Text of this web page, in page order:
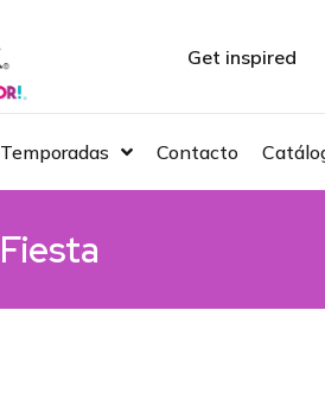
Get inspired
Temporadas Contacto
Fiesta